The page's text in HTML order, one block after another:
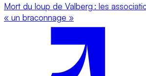
Mort du loup de Valberg : les
« un braconnage »